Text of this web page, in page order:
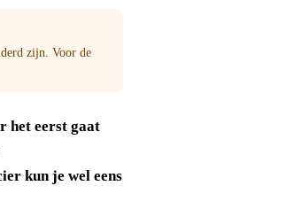
zijn. Voor de
het eerst gaat
kun je wel eens